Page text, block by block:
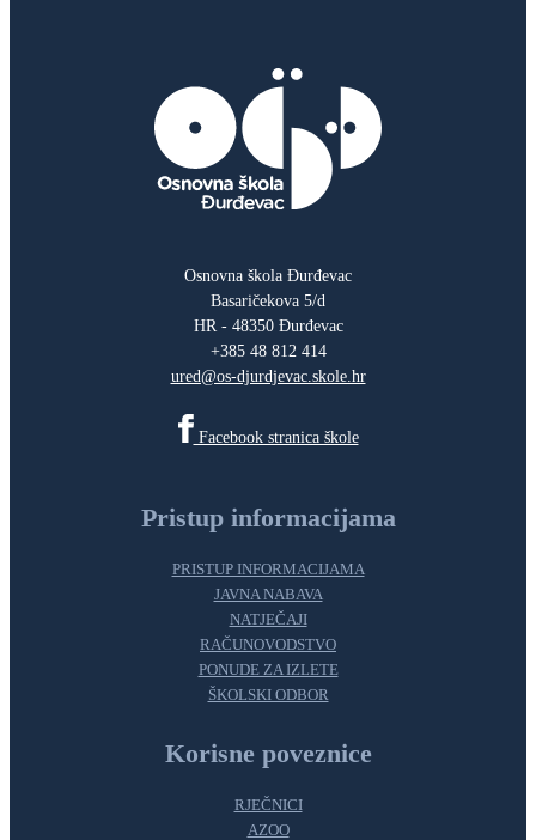
Osnovna škola Đurđevac
Basaričekova 5/d
HR - 48350 Đurđevac
+385 48 812 414
ured@os-djurdjevac.skole.hr
Facebook stranica škole
Pristup informacijama
PRISTUP INFORMACIJAMA
JAVNA NABAVA
NATJEČAJI
RAČUNOVODSTVO
PONUDE ZA IZLETE
ŠKOLSKI ODBOR
Korisne poveznice
RJEČNICI
AZOO